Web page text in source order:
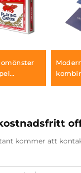
frågor
kommer att